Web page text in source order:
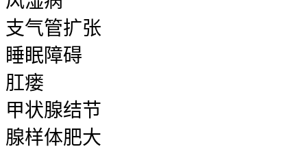
支气管扩张
睡眠障碍
肛瘘
甲状腺结节
腺样体肥大